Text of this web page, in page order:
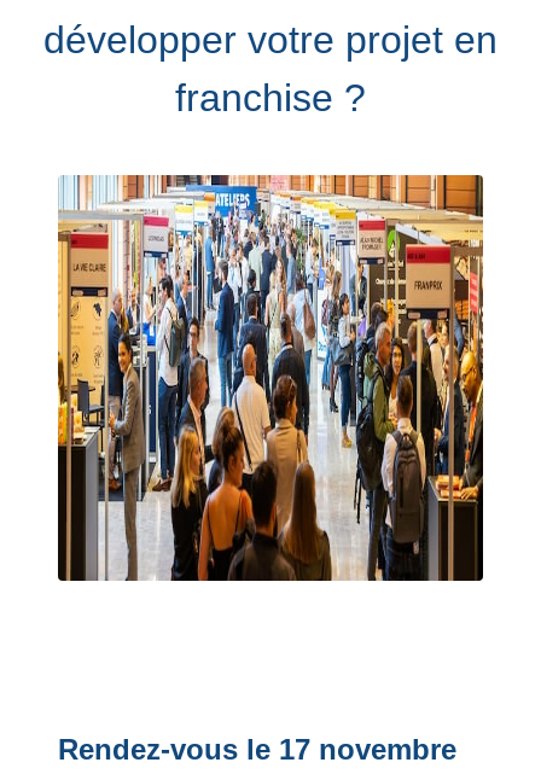
développer votre projet en
franchise ?
Rendez-vous le 17 novembre